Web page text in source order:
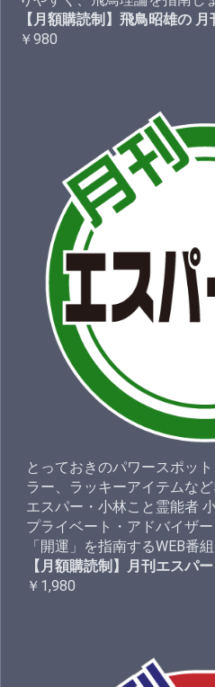
【月額購読制】飛鳥昭雄の
￥980
とっておきのパワースポッ
ラー、ラッキーアイテムなど
エスパー・小林こと霊能者
プライベート・アドバイザ
「開運」を指南するWEB番組
【月額購読制】月刊エスパ
￥1,980